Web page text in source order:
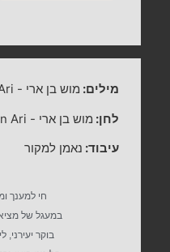
מילים: מוש בן ארי -
לחן: מוש בן ארי -
Ari
עיבוד: נאמן למקור
חי למענך
במעגל של
בוקר יעירני,